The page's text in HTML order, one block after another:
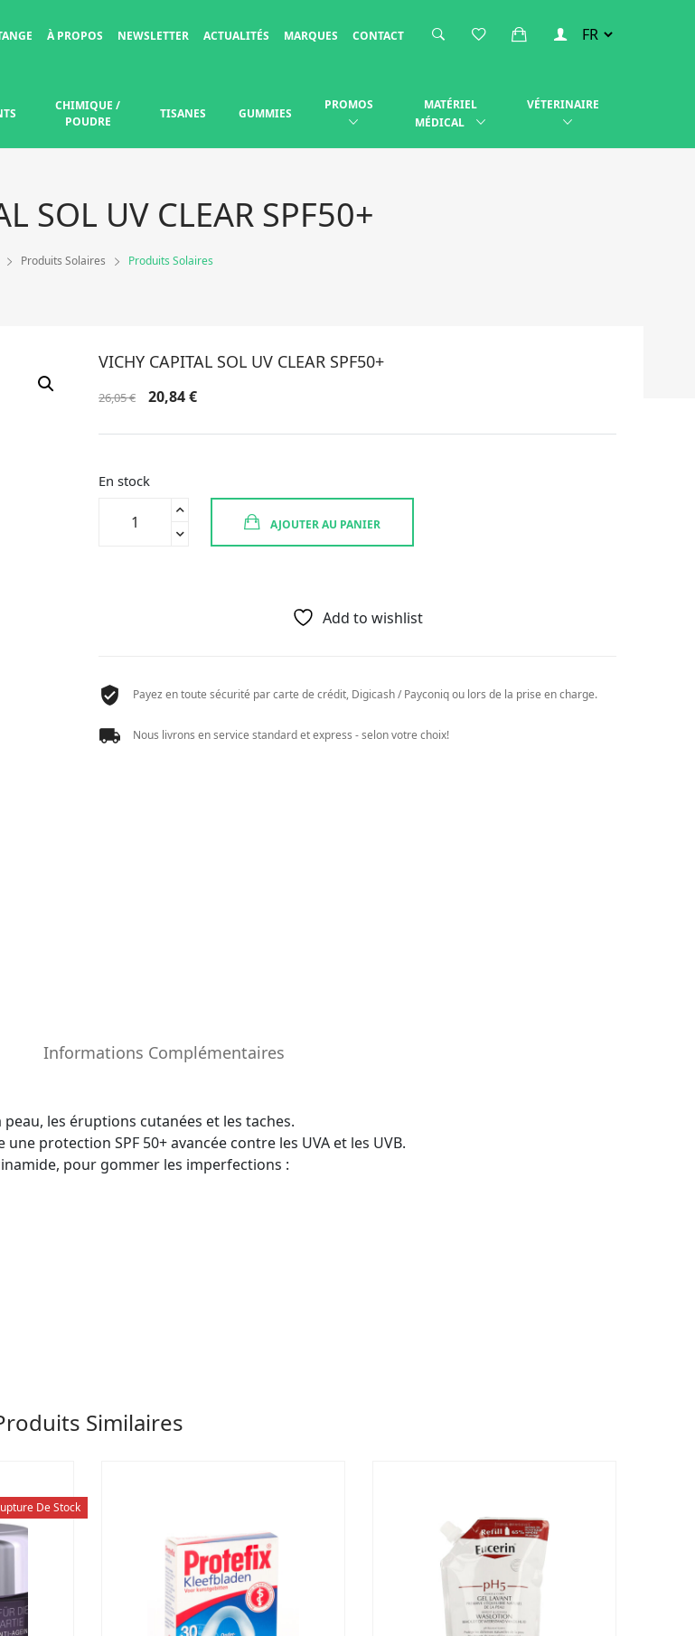
À PROPOS NEWSLETTER ACTUALITÉS MARQUES CONTACT
CHIMIQUE /
POUDRE
TISANES GUMMIES
PROMOS
MATÉRIEL
MÉDICAL
VÉTERINAIRE
SOL UV CLEAR SPF50+
Produits Solaires Produits Solaires
VICHY CAPITAL SOL UV CLEAR SPF50+
26,05€
Le
initial
20,84€Le
actuel
En stock
AJOUTER AU PANIER
Add to wishlist
Payez en toute sécurité par carte de crédit, Digicash / Payconiq ou lors de la prise en charge.
Nous livrons en service standard et express - selon votre choix!
Informations Complémentaires
les éruptions cutanées et les taches.
protection SPF 50+ avancée contre les UVA et les UVB.
pour gommer les imperfections :
Similaires
De Stock